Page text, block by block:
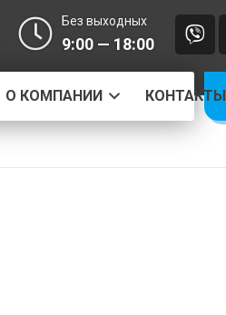
Без выходных
9:00 — 18:00
О КОМПАНИИ КОНТАКТЫ